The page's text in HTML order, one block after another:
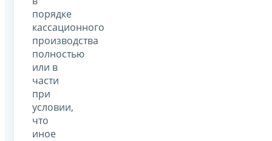
порядке
кассационного
производства
полностью
или в
части
при
условии,
что
иное